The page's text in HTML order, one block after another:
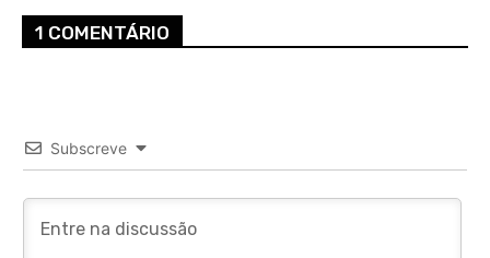
1 COMENTÁRIO
Subscreve